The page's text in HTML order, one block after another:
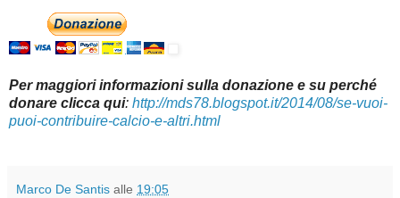
Per maggiori informazioni sulla donazione e su perché
donare clicca qui: http://mds78.blogspot.it/2014/08/se-vuoi-
puoi-contribuire-calcio-e-altri.html
Marco De Santis alle 19:05